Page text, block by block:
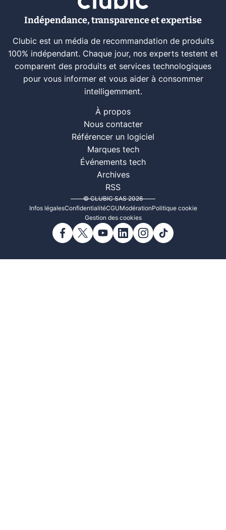
Indépendance, transparence et expertise
Clubic est un média de recommandation de produits
100% indépendant. Chaque jour, nos experts testent et
comparent des produits et services technologiques
pour vous informer et vous aider à consommer
intelligemment.
À propos
Nous contacter
Référencer un logiciel
Marques tech
Événements tech
Archives
RSS
© CLUBIC SAS 2026
Infos légalesConfidentialitéCGUModérationPolitique cookie
Gestion des cookies